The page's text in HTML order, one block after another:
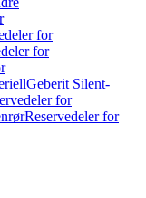
for
for
Geberit Silent-
for
Reservedeler for